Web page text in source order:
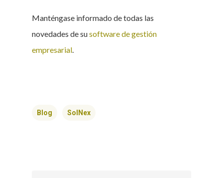
Manténgase informado de todas las
novedades de susoftware de gestión
empresarial.
Blog SolNex